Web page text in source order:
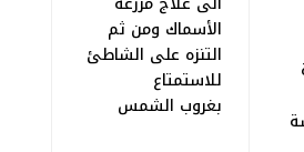
الأسماك ومن ثم
التنزه على الشاطئ
للاستمتاع
بغروب الشمس